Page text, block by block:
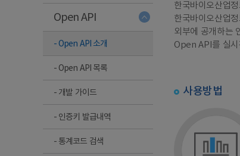
Open API
- Open API 소개
- Open API 목록
- 개발 가이드
- 인증키 발급내역
- 통계코드 검색
한국바이오산업
한국바이오산업
외부에 공개하는
Open API를 실시
사용방법